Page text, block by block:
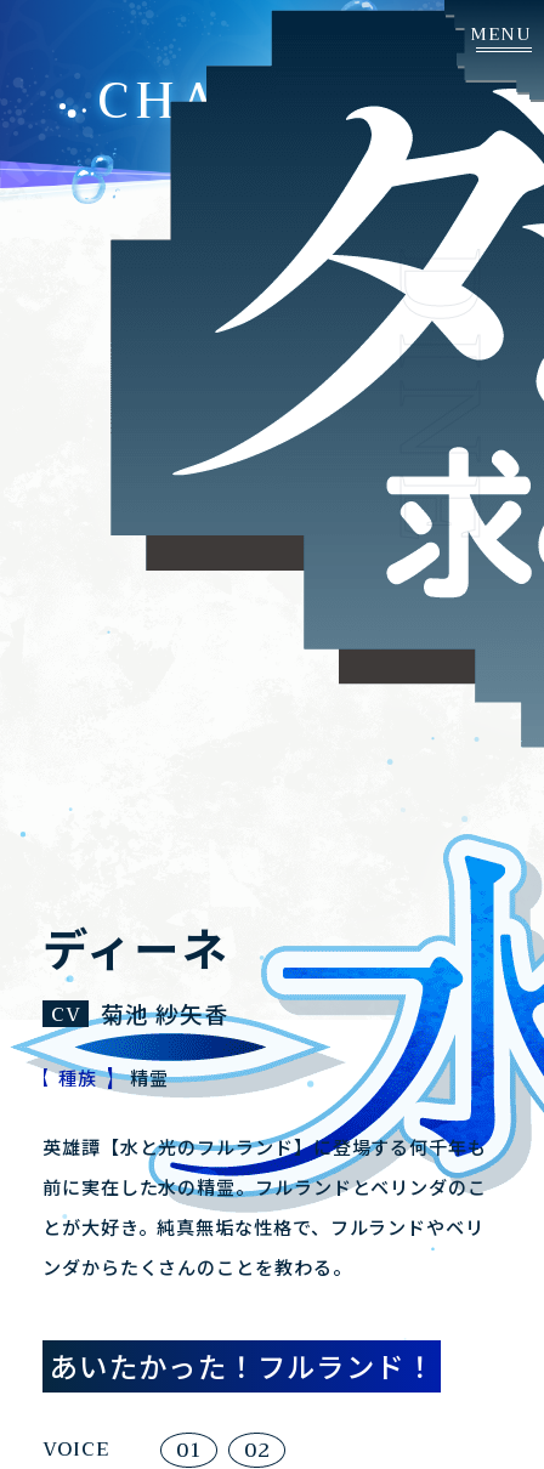
ストーリー
CHARACTER
SYSTEM
システム
GALLERY
ギャラリー
製品情報
PRIVILEGE
店舗購入特典
JP EN
CHARACTER
ディーネ
菊池 紗矢香
種族 精霊
英雄譚【水と光のフルランド】に登場する何千年も
前に実在した水の精霊。フルランドとベリンダのこ
とが大好き。純真無垢な性格で、フルランドやベリ
ンダからたくさんのことを教わる。
あいたかった！フルランド！
VOICE 01 02
DINE